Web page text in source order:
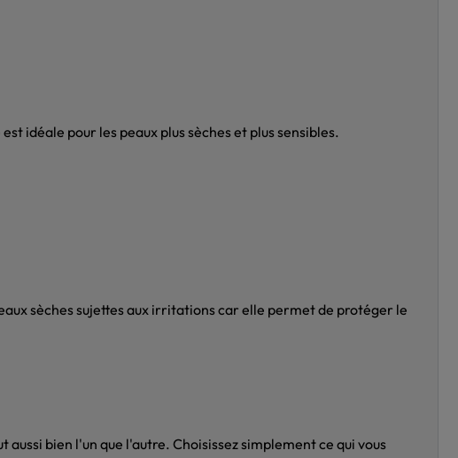
idéale pour les peaux plus sèches et plus sensibles.
sèches sujettes aux irritations car elle permet de protéger le
bien l'un que l'autre. Choisissez simplement ce qui vous